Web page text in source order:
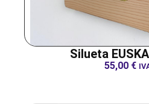
Silueta
55,00 €